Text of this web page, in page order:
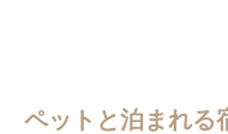
ペットと泊まれる